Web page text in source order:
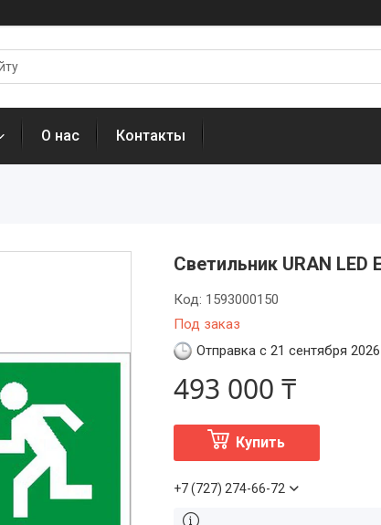
О нас Контакты
Светильник URAN
Под заказ
Код: 1593000150
Отправка с 21 сентября 2026
493 000 ₸
Купить
+7 (727) 274-66-72